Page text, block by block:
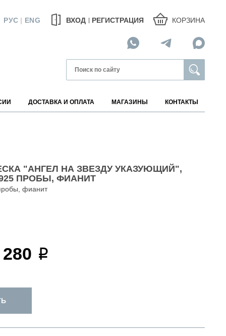
РУС | ENG ВХОД РЕГИСТРАЦИЯ КОРЗИНА
ДОСТАВКА И ОПЛАТА МАГАЗИНЫ КОНТАКТЫ
"АНГЕЛ НА ЗВЕЗДУ УКАЗУЮЩИЙ",
ПРОБЫ, ФИАНИТ
фианит